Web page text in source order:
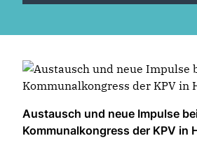
Austausch und neue Impulse
Kommunalkongress der KPV in